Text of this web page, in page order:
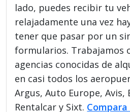
lado, puedes recibir tu
relajadamente una vez
tener que pasar por un
formularios. Trabajamos
agencias conocidas de
en casi todos los
Argus, Auto Europe, Avis,
Rentalcar y Sixt.